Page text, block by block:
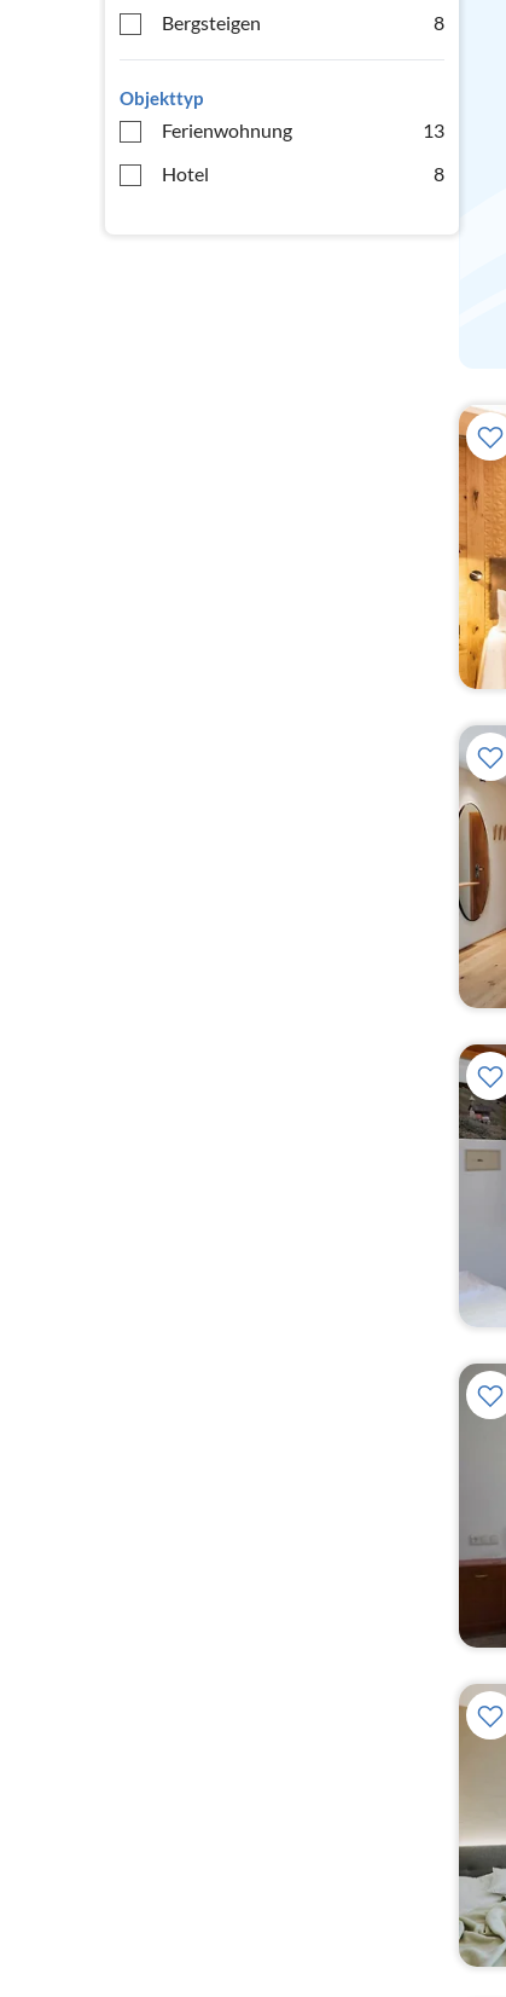
Bergsteigen
8
Objekttyp
Ferienwohnung
13
Hotel
8